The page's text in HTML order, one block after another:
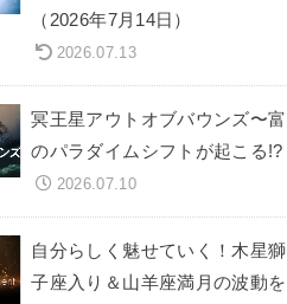
（2026年7月14日）
2026.07.13
冥王星アウトオブバウンズ〜富
のパラダイムシフトが起こる!?
2026.07.10
自分らしく魅せていく！木星獅
子座入り＆山羊座満月の波動を